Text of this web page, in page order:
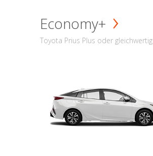
Economy+
Toyota Prius Plus oder gleichwertig